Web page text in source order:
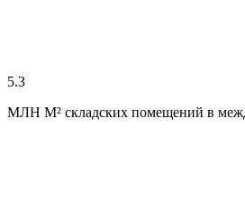
5.3
МЛН М² складских помещений в